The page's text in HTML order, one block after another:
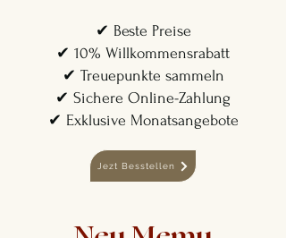
✔ Beste Preise
✔ 10% Willkommensrabatt
✔ Treuepunkte sammeln
✔ Sichere Online-Zahlung
✔ Exklusive Monatsangebote
Jezt Besstellen